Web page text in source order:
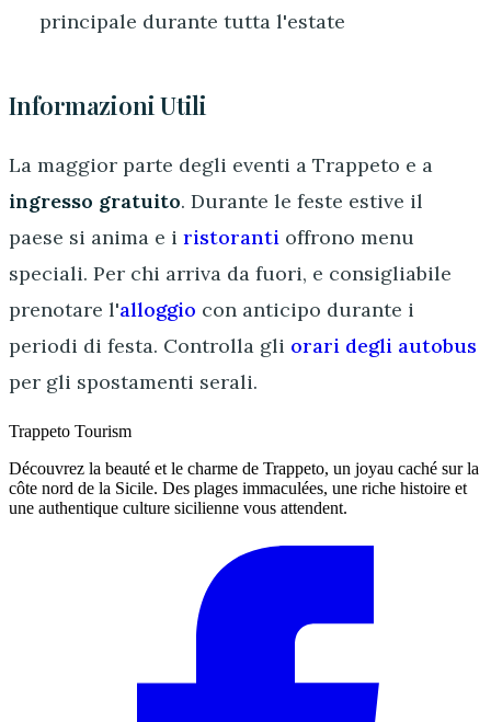
principale durante tutta l'estate
Informazioni Utili
La maggior parte degli eventi a Trappeto e a
ingresso gratuito. Durante le feste estive il
paese si anima e i ristoranti offrono menu
speciali. Per chi arriva da fuori, e consigliabile
prenotare l'alloggio con anticipo durante i
periodi di festa. Controlla gli orari degli autobus
per gli spostamenti serali.
Trappeto Tourism
Découvrez la beauté et le charme de Trappeto, un joyau caché sur la
côte nord de la Sicile. Des plages immaculées, une riche histoire et
une authentique culture sicilienne vous attendent.